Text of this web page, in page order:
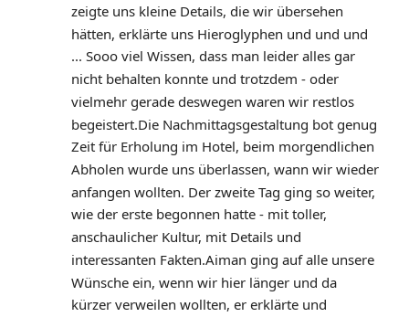
zeigte uns kleine Details, die wir übersehen
hätten, erklärte uns Hieroglyphen und und und
... Sooo viel Wissen, dass man leider alles gar
nicht behalten konnte und trotzdem - oder
vielmehr gerade deswegen waren wir restlos
begeistert.Die Nachmittagsgestaltung bot genug
Zeit für Erholung im Hotel, beim morgendlichen
Abholen wurde uns überlassen, wann wir wieder
anfangen wollten. Der zweite Tag ging so weiter,
wie der erste begonnen hatte - mit toller,
anschaulicher Kultur, mit Details und
interessanten Fakten.Aiman ging auf alle unsere
Wünsche ein, wenn wir hier länger und da
kürzer verweilen wollten, er erklärte und